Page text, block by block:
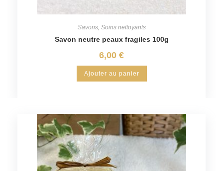
Savons, Soins nettoyants
Savon neutre peaux fragiles 100g
6,00 €
Ajouter au panier